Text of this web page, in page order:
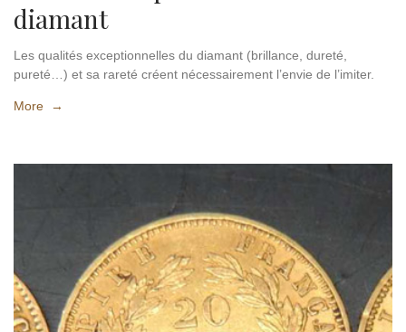
diamant
Les qualités exceptionnelles du diamant (brillance, dureté,
pureté…) et sa rareté créent nécessairement l’envie de l’imiter.
More →